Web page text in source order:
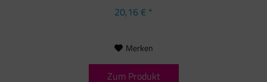
20,16 € *
Merken
Zum Produkt